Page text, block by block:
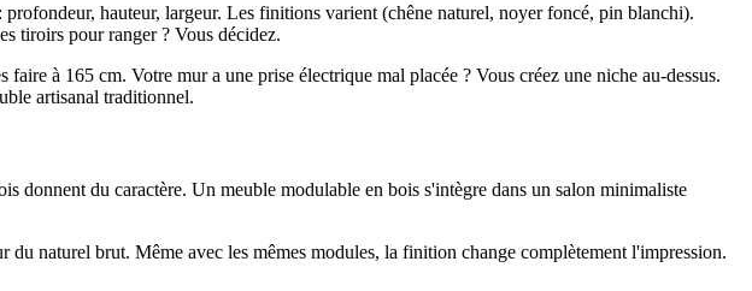
hauteur, largeur. Les finitions varient (chêne naturel, noyer foncé, pin blanchi).
tiroirs pour ranger ? Vous décidez.
à 165 cm. Votre mur a une prise électrique mal placée ? Vous créez une niche au-dessus.
artisanal traditionnel.
donnent du caractère. Un meuble modulable en bois s'intègre dans un salon minimaliste
naturel brut. Même avec les mêmes modules, la finition change complètement l'impression.